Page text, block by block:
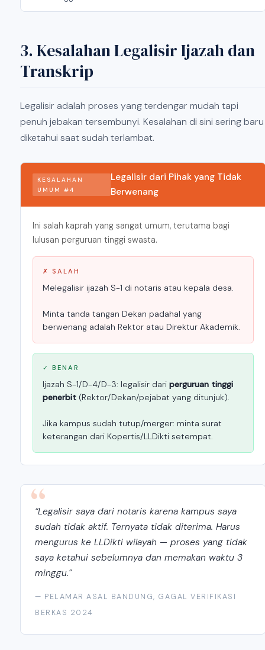
3. Kesalahan Legalisir Ijazah dan
Transkrip
Legalisir adalah proses yang terdengar mudah tapi
penuh jebakan tersembunyi. Kesalahan di sini sering baru
diketahui saat sudah terlambat.
KESALAHAN
UMUM #4
Legalisir dari Pihak yang Tidak
Berwenang
Ini salah kaprah yang sangat umum, terutama bagi
lulusan perguruan tinggi swasta.
✗ SALAH
Melegalisir ijazah S-1 di notaris atau kepala desa.
Minta tanda tangan Dekan padahal yang
berwenang adalah Rektor atau Direktur Akademik.
✓ BENAR
Ijazah S-1/D-4/D-3: legalisir dari perguruan tinggi
penerbit (Rektor/Dekan/pejabat yang ditunjuk).
Jika kampus sudah tutup/merger: minta surat
keterangan dari Kopertis/LLDikti setempat.
“Legalisir saya dari notaris karena kampus saya
sudah tidak aktif. Ternyata tidak diterima. Harus
mengurus ke LLDikti wilayah — proses yang tidak
saya ketahui sebelumnya dan memakan waktu 3
minggu.”
— PELAMAR ASAL BANDUNG, GAGAL VERIFIKASI
BERKAS 2024